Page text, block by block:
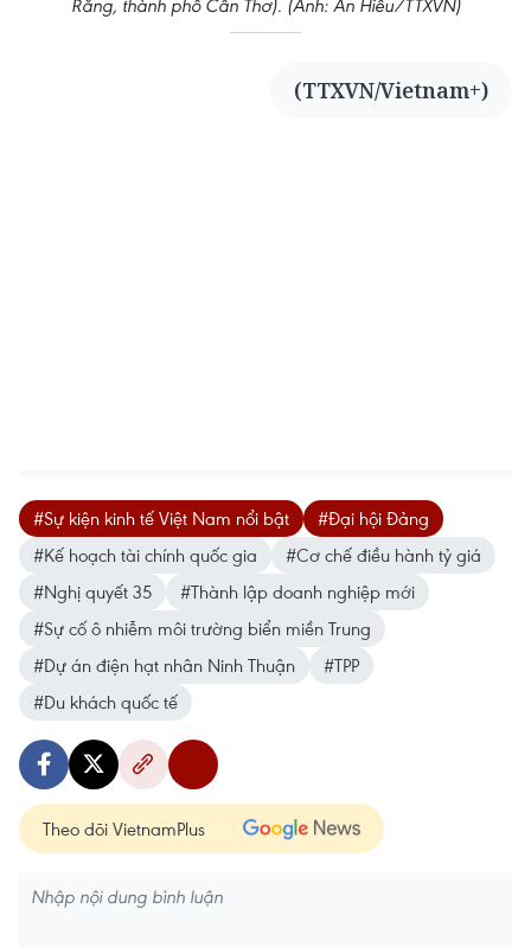
Răng, thành phố Cần Thơ). (Ảnh: An Hiếu/TTXVN)
(TTXVN/Vietnam+)
#Sự kiện kinh tế Việt Nam nổi bật
#Đại hội Đảng
#Kế hoạch tài chính quốc gia
#Cơ chế điều hành tỷ giá
#Nghị quyết 35
#Thành lập doanh nghiệp mới
#Sự cố ô nhiễm môi trường biển miền Trung
#Dự án điện hạt nhân Ninh Thuận
#TPP
#Du khách quốc tế
Theo dõi VietnamPlus